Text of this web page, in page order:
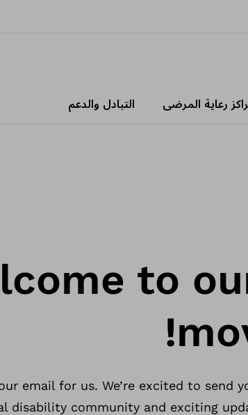
رعاية المرضى التبادل والدعم
to
email for us. We’re excited to send
disability community and exciting